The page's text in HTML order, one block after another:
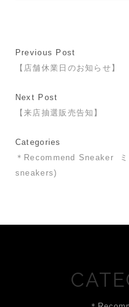
Previous Post
【店舗休業日のお知らせ】
Next Post
【来店抽選販売告知】
Categories
＊Recommend Sneaker
sneakers)